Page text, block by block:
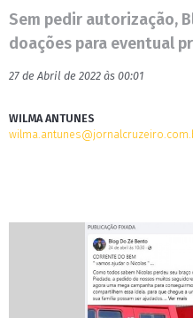
Sem pedir autorização,
doações para eventual
27 de Abril de 2022 às 00:01
WILMA ANTUNES